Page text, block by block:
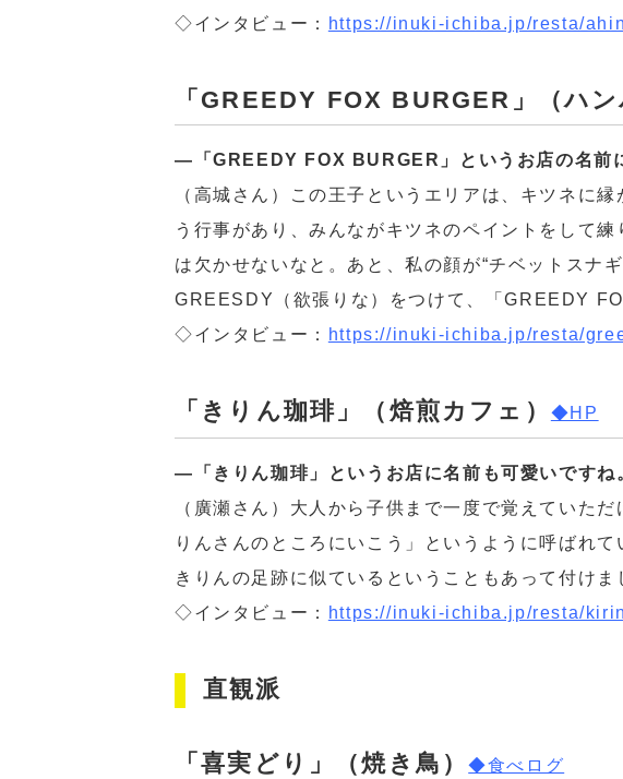
◇インタビュー：
https://inuki-ichiba.jp/resta/
「GREEDY FOX BURGER」（ハン
―「GREEDY FOX BURGER」というお店の名前
（高城さん）この王子というエリアは、キツネに
う行事があり、みんながキツネのペイントをして
は欠かせないなと。あと、私の顔が“チベットスナ
GREESDY（欲張りな）をつけて、「GREEDY
◇インタビュー：
https://inuki-ichiba.jp/resta/
「きりん珈琲」（焙煎カフェ） ◆HP
―「きりん珈琲」というお店に名前も可愛いですね
（廣瀬さん）大人から子供まで一度で覚えていた
りんさんのところにいこう」というように呼ばれ
きりんの足跡に似ているということもあって付けま
◇インタビュー：
https://inuki-ichiba.jp/resta/
直観派
「喜実どり」（焼き鳥）◆食べログ